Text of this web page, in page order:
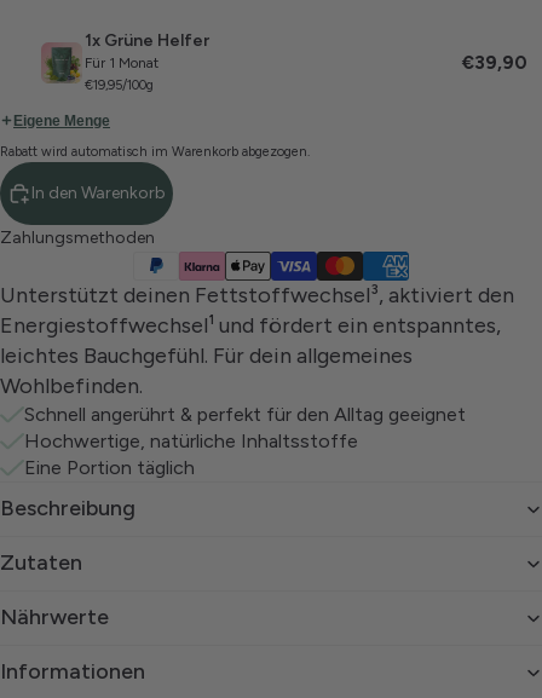
1x Grüne Helfer
Für 1 Monat
€19,95/100g
€39,90
Eigene Menge
Rabatt wird automatisch im Warenkorb abgezogen.
In den Warenkorb
Zahlungsmethoden
Unterstützt deinen Fettstoffwechsel³, aktiviert den
Energiestoffwechsel¹ und fördert ein entspanntes,
leichtes Bauchgefühl. Für dein allgemeines
Wohlbefinden.
Schnell angerührt & perfekt für den Alltag geeignet
Hochwertige, natürliche Inhaltsstoffe
Eine Portion täglich
Beschreibung
Zutaten
Nährwerte
Informationen